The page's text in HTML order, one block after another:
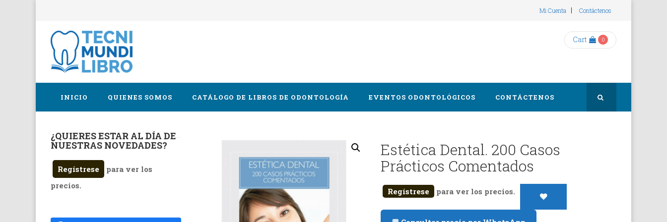
Mi Cuenta Contáctenos
Cart 0
INICIO QUIENES SOMOS CATÁLOGO DE LIBROS DE ODONTOLOGÍA
Oclusión y Gnatología
EVENTOS ODONTOLÓGICOS CONTÁCTENOS
Estética Dental. 200 Casos
Prácticos Comentados
Regístrese para ver los precios.
¿QUIERES ESTAR AL DÍA DE
NUESTRAS NOVEDADES?
Regístrese
para ver los
precios.